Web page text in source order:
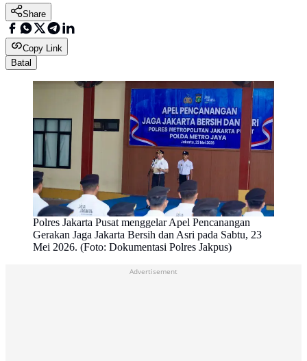
Share
Copy Link
Batal
Polres Jakarta Pusat menggelar Apel Pencanangan
Gerakan Jaga Jakarta Bersih dan Asri pada Sabtu, 23
Mei 2026. (Foto: Dokumentasi Polres Jakpus)
Advertisement